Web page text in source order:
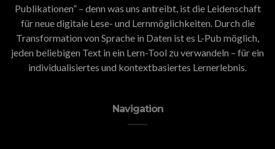
Publikationen” – denn was uns antreibt, ist die Leidenschaft
für neue digitale Lese- und Lernmöglichkeiten. Durch die
Transformation von Sprache in Daten ist es L-Pub möglich,
jeden beliebigen Text in ein Lern-Tool zu verwandeln – für ein
individualisiertes und kontextbasiertes Lernerlebnis.
Navigation